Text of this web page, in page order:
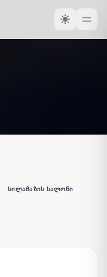
სილამაზის სალონი